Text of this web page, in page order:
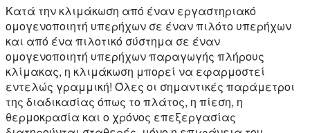
Κατά την κλιμάκωση από έναν εργαστηριακό
ομογενοποιητή υπερήχων σε έναν πιλότο υπερήχων
και από ένα πιλοτικό σύστημα σε έναν
ομογενοποιητή υπερήχων παραγωγής πλήρους
κλίμακας, η κλιμάκωση μπορεί να εφαρμοστεί
εντελώς γραμμική! Όλες οι σημαντικές παράμετροι
της διαδικασίας όπως το πλάτος, η πίεση, η
θερμοκρασία και ο χρόνος επεξεργασίας